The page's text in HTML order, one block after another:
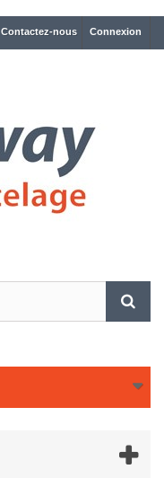
Connexion
Contactez-nous